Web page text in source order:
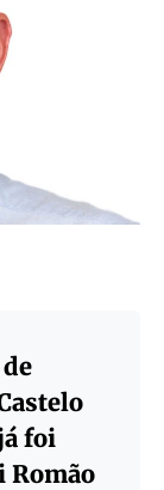
foi
Romão